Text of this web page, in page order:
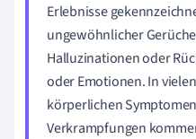
Erlebnisse
ungewöhnlicher
Halluzinationen oder
oder Emotionen. In
körperlichen
Verkrampfungen